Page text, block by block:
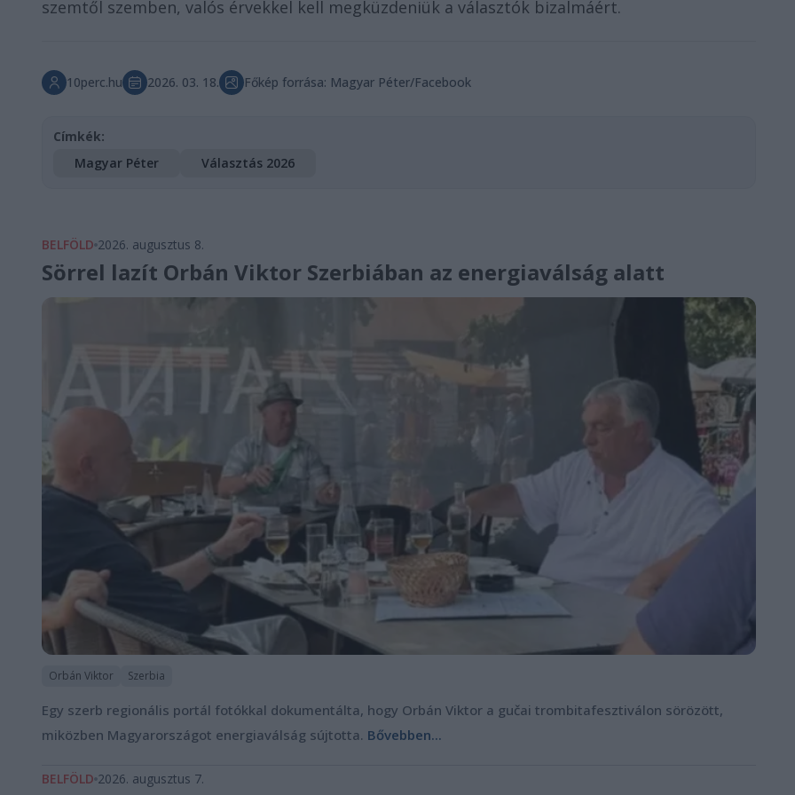
szemtől szemben, valós érvekkel kell megküzdeniük a választók bizalmáért.
10perc.hu 2026. 03. 18. Főkép forrása: Magyar Péter/Facebook
Címkék:
Magyar Péter
Választás 2026
BELFÖLD 2026. augusztus 8.
Sörrel lazít Orbán Viktor Szerbiában az energiaválság alatt
Orbán Viktor Szerbia
Egy szerb regionális portál fotókkal dokumentálta, hogy Orbán Viktor a gučai trombitafesztiválon sörözött,
miközben Magyarországot energiaválság sújtotta. Bővebben...
BELFÖLD 2026. augusztus 7.